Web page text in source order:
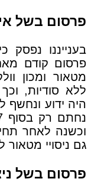
פרסום בשל
בענייננו
פרסום קודם
מטאור ומכון
ללא סודיות,
היה ידוע ונחשף
וכשנה לאחר
גם ניסויי מטאור
פרסום בשל